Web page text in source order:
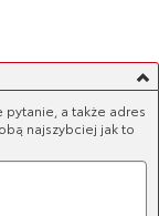
pytanie, a także adres
najszybciej jak to